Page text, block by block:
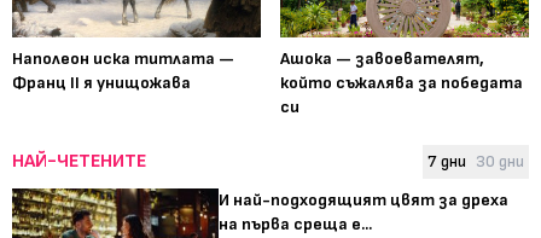
Наполеон иска титлата —
Франц II я унищожава
Ашока — завоевателят,
който съжалява за победата
си
НАЙ-ЧЕТЕНИТЕ 7 дни 30 дни
И най-подходящият цвят за дреха
на първа среща е...